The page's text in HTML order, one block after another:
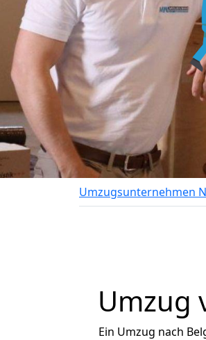
Umzugsunternehmen
Umzug
Ein Umzug nach